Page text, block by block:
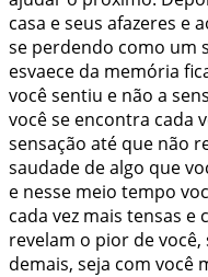
casa e seus afazeres e
se perdendo como um
esvaece da memória
você sentiu e não a
você se encontra cada
sensação até que não
saudade de algo que
e nesse meio tempo
cada vez mais tensas
revelam o pior de
demais, seja com você